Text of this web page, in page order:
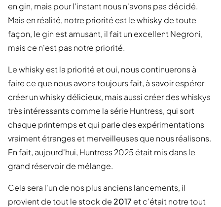
en gin, mais pour l'instant nous n'avons pas décidé.
Mais en réalité, notre priorité est le whisky de toute
façon, le gin est amusant, il fait un excellent Negroni,
mais ce n'est pas notre priorité.
Le whisky est la priorité et oui, nous continuerons à
faire ce que nous avons toujours fait, à savoir espérer
créer un whisky délicieux, mais aussi créer des whiskys
très intéressants comme la série Huntress, qui sort
chaque printemps et qui parle des expérimentations
vraiment étranges et merveilleuses que nous réalisons.
En fait, aujourd'hui, Huntress 2025 était mis dans le
grand réservoir de mélange.
Cela sera l'un de nos plus anciens lancements, il
provient de tout le stock de 2017et c'était notre tout